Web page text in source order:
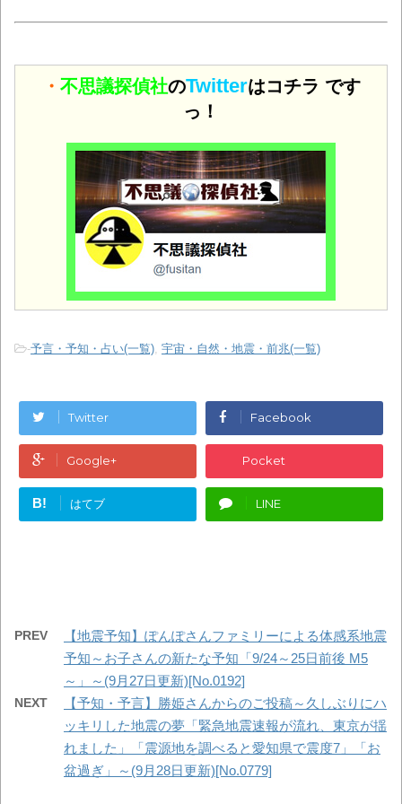
・ 不思議探偵社のTwitterはコチラ です
っ！
-予言・予知・占い(一覧) 宇宙・自然・地震・前兆(一覧)
Twitter Facebook
Google+ Pocket
B! はてブ LINE
PREV
【地震予知】ぽんぽさんファミリーによる体感系地震
予知～お子さんの新たな予知「9/24～25日前後 M5
～」～(9月27日更新)[No.0192]
NEXT
【予知・予言】勝姫さんからのご投稿～久しぶりにハ
ッキリした地震の夢「緊急地震速報が流れ、東京が揺
れました」「震源地を調べると愛知県で震度7」「お
盆過ぎ」～(9月28日更新)[No.0779]